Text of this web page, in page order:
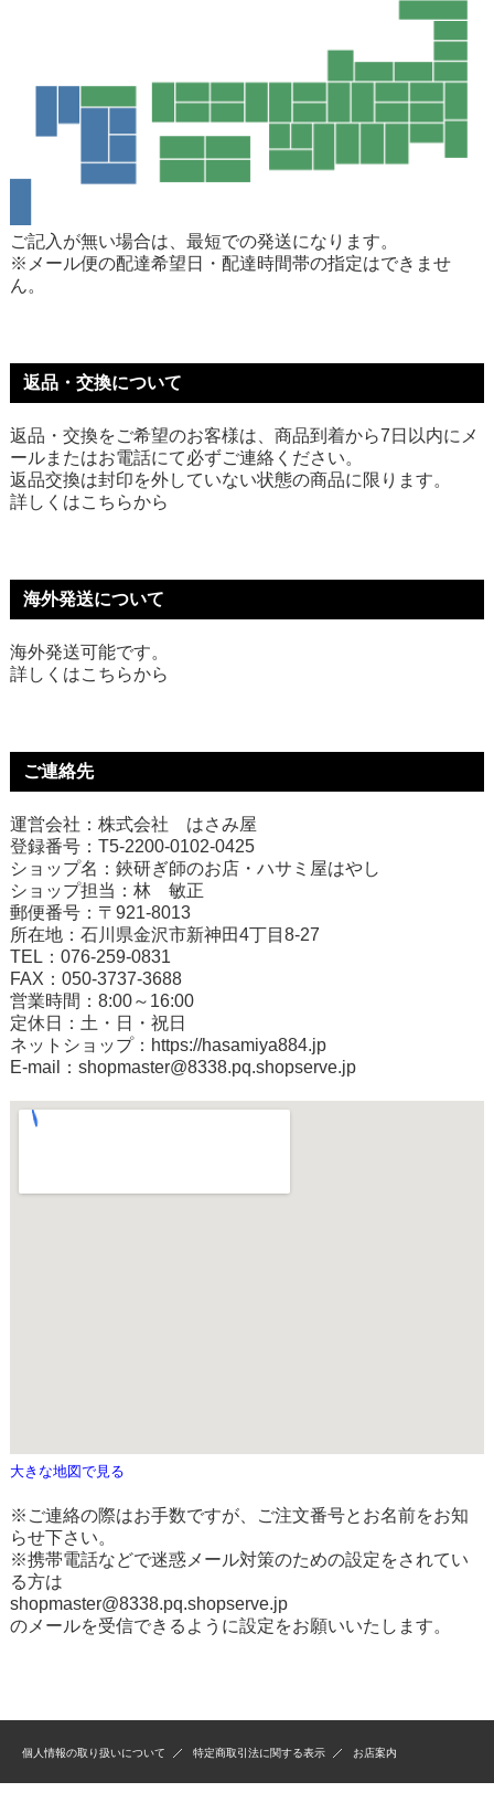
ご記入が無い場合は、最短での発送になります。
※メール便の配達希望日・配達時間帯の指定はできませ
ん。
返品・交換について
返品・交換をご希望のお客様は、商品到着から7日以内にメ
ールまたはお電話にて必ずご連絡ください。
返品交換は封印を外していない状態の商品に限ります。
詳しくはこちらから
海外発送について
海外発送可能です。
詳しくはこちらから
ご連絡先
運営会社：株式会社 はさみ屋
登録番号：T5-2200-0102-0425
ショップ名：鋏研ぎ師のお店・ハサミ屋はやし
ショップ担当：林 敏正
郵便番号：〒921-8013
所在地：石川県金沢市新神田4丁目8-27
TEL：076-259-0831
FAX：050-3737-3688
営業時間：8:00～16:00
定休日：土・日・祝日
ネットショップ： https://hasamiya884.jp
E-mail：shopmaster@8338.pq.shopserve.jp
大きな地図で見る
※ご連絡の際はお手数ですが、ご注文番号とお名前をお知
らせ下さい。
※携帯電話などで迷惑メール対策のための設定をされてい
る方は
shopmaster@8338.pq.shopserve.jp
のメールを受信できるように設定をお願いいたします。
個人情報の取り扱いについて 特定商取引法に関する表示 お店案内